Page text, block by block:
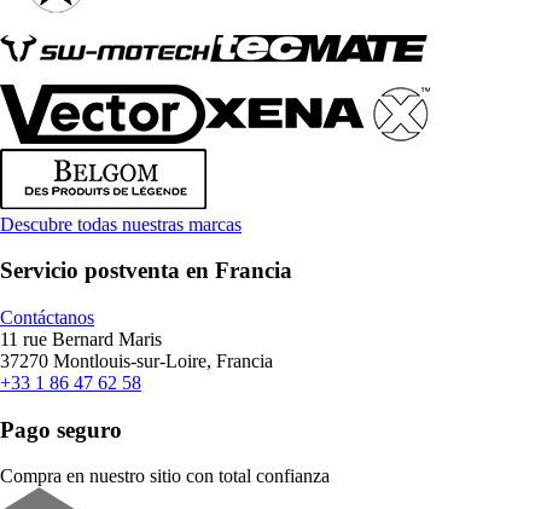
Descubre todas nuestras marcas
Servicio postventa en Francia
Contáctanos
11 rue Bernard Maris
37270 Montlouis-sur-Loire, Francia
+33 1 86 47 62 58
Pago seguro
Compra en nuestro sitio con total confianza